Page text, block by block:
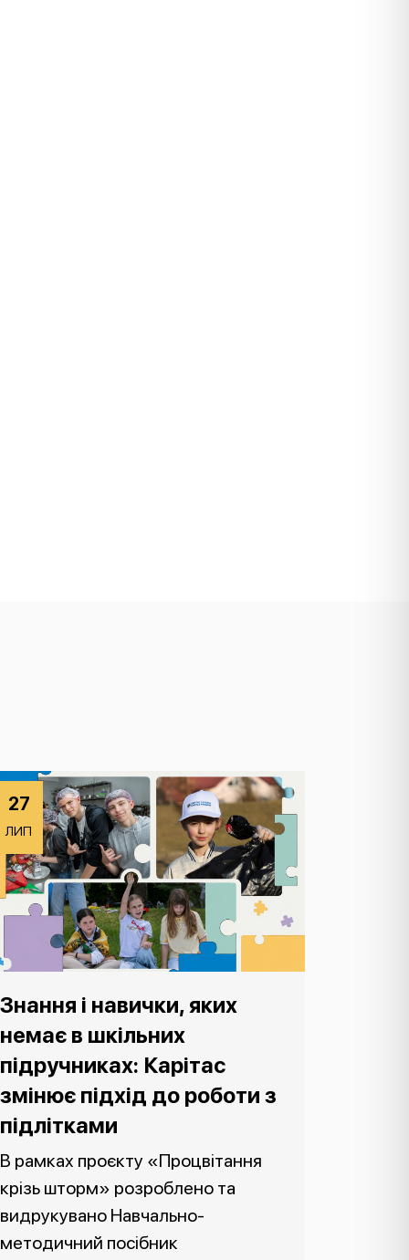
27
ЛИП
Знання і навички, яких
немає в шкільних
підручниках: Карітас
змінює підхід до роботи з
підлітками
В рамках проєкту «Процвітання
крізь шторм» розроблено та
видрукувано Навчально-
методичний посібник